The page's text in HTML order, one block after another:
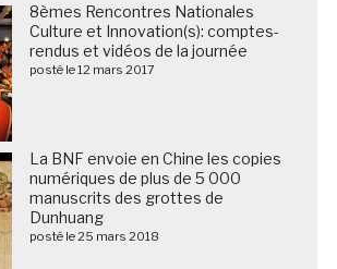
8èmes Rencontres Nationales
Culture et Innovation(s): comptes-
rendus et vidéos de la journée
posté le 12 mars 2017
La BNF envoie en Chine les copies
numériques de plus de 5 000
manuscrits des grottes de
Dunhuang
posté le 25 mars 2018